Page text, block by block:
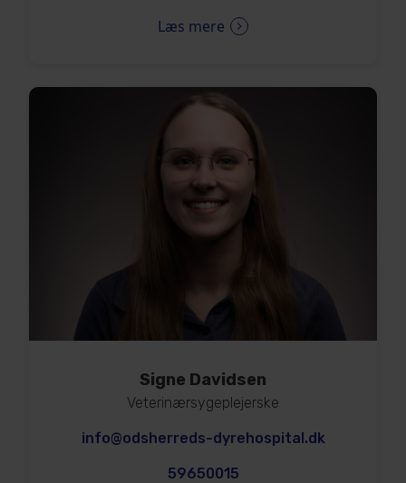
Læs mere
Signe Davidsen
Veterinærsygeplejerske
info@odsherreds-dyrehospital.dk
59650015